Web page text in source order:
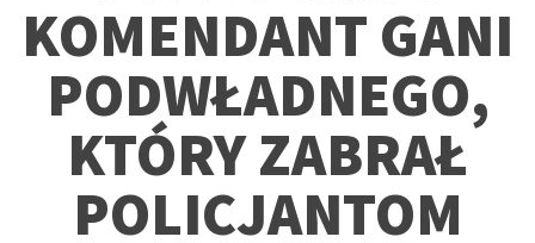
KOMENDANT GANI
PODWŁADNEGO,
KTÓRY ZABRAŁ
POLICJANTOM